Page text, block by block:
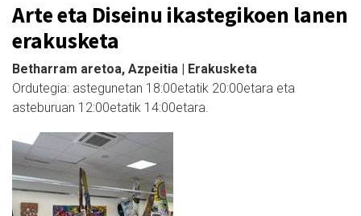
Arte eta Diseinu ikastegikoen lanen
erakusketa
Betharram aretoa, Azpeitia | Erakusketa
Ordutegia: astegunetan 18:00etatik 20:00etara eta
asteburuan 12:00etatik 14:00etara.